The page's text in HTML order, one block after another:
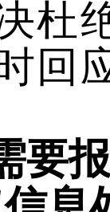
杜
回
要